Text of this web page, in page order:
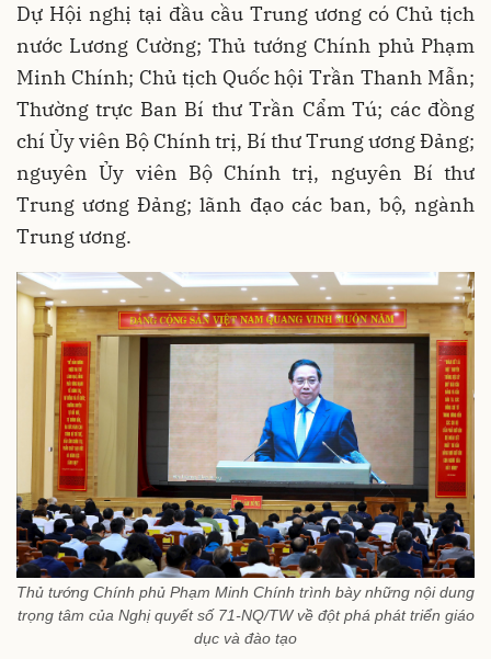
Dự Hội nghị tại đầu cầu Trung ương có Chủ tịch
nước Lương Cường; Thủ tướng Chính phủ Phạm
Minh Chính; Chủ tịch Quốc hội Trần Thanh Mẫn;
Thường trực Ban Bí thư Trần Cẩm Tú; các đồng
chí Ủy viên Bộ Chính trị, Bí thư Trung ương Đảng;
nguyên Ủy viên Bộ Chính trị, nguyên Bí thư
Trung ương Đảng; lãnh đạo các ban, bộ, ngành
Trung ương.
Thủ tướng Chính phủ Phạm Minh Chính trình bày những nội dung
trọng tâm của Nghị quyết số 71-NQ/TW về đột phá phát triển giáo
dục và đào tạo